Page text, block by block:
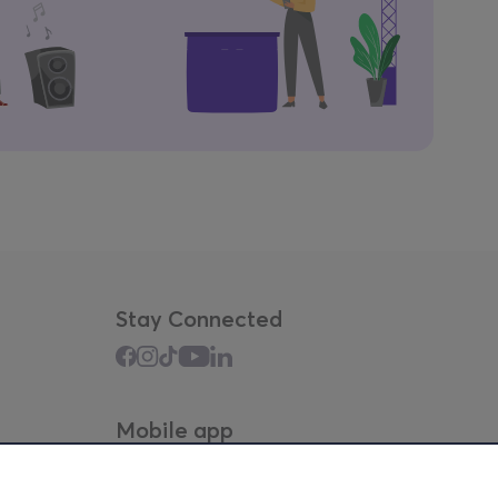
Stay Connected
Mobile app